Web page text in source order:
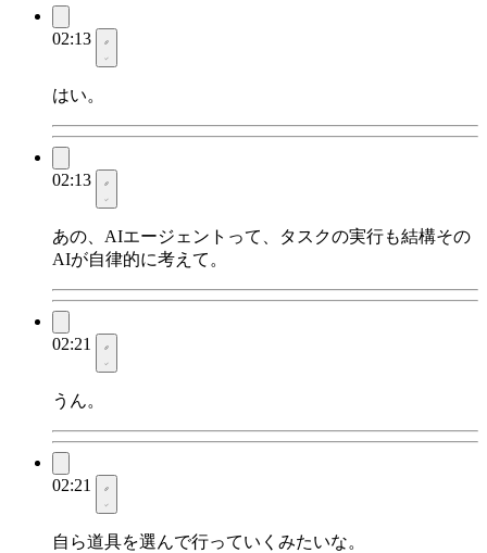
02:13
はい。
02:13
あの、AIエージェントって、タスクの実行も結構その
AIが自律的に考えて。
02:21
うん。
02:21
自ら道具を選んで行っていくみたいな。